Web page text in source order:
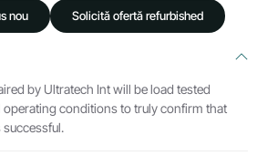
nou Solicită ofertă refurbished
by Ultratech Int will be load tested
operating conditions to truly confirm that